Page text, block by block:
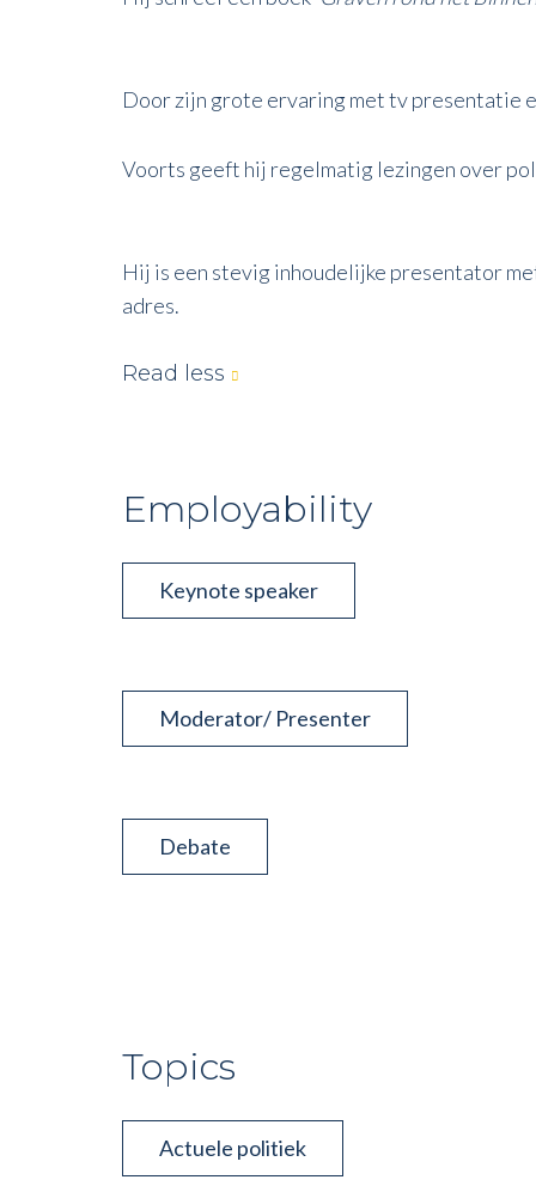
Door zijn grote ervaring met tv presentatie
Voorts geeft hij regelmatig lezingen over
Hij is een stevig inhoudelijke presentator
adres.
Read less
Employability
Keynote speaker
Moderator/ Presenter
Debate
Topics
Actuele politiek